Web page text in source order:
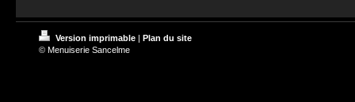
Version imprimable | Plan du site
© Menuiserie Sancelme